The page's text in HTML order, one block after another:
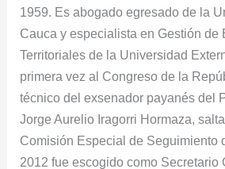
1959. Es abogado egresado de la
Cauca y especialista en Gestión de
Territoriales de la Universidad
primera vez al Congreso de la
técnico del exsenador payanés del
Jorge Aurelio Iragorri Hormaza,
Comisión Especial de Seguimiento
2012 fue escogido como Secretario